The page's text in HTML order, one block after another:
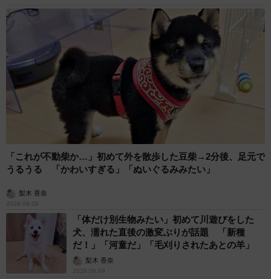
原作をトレースしたような趣里(C)2023浅野いにお・⼩学館／「零落」製
作委員会
映画『零落』(C)2023浅野いにお・⼩学館／「零落」製作委員会
「これが不動柴か…」初めて外を散歩した豆柴→2分後、足元で
うるうる 「かわいすぎる」「ぬいぐるみみたい」
梨木 香奈
2026.08.09
「体だけ別生物みたい」初めて川遊びをした
犬、濡れた直後の激変ぶりが話題 「新種
だ！」「河童だ」「毛刈りされたあとの羊」
梨木 香奈
2026.08.09